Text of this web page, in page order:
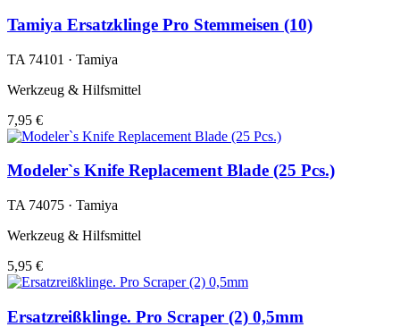
Tamiya Ersatzklinge Pro Stemmeisen (10)
TA 74101 · Tamiya
Werkzeug & Hilfsmittel
7,95 €
Modeler`s Knife Replacement Blade (25 Pcs.)
TA 74075 · Tamiya
Werkzeug & Hilfsmittel
5,95 €
Ersatzreißklinge. Pro Scraper (2) 0,5mm